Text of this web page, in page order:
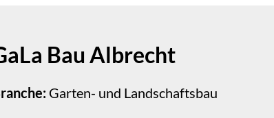
Bau Albrecht
Garten- und Landschaftsbau